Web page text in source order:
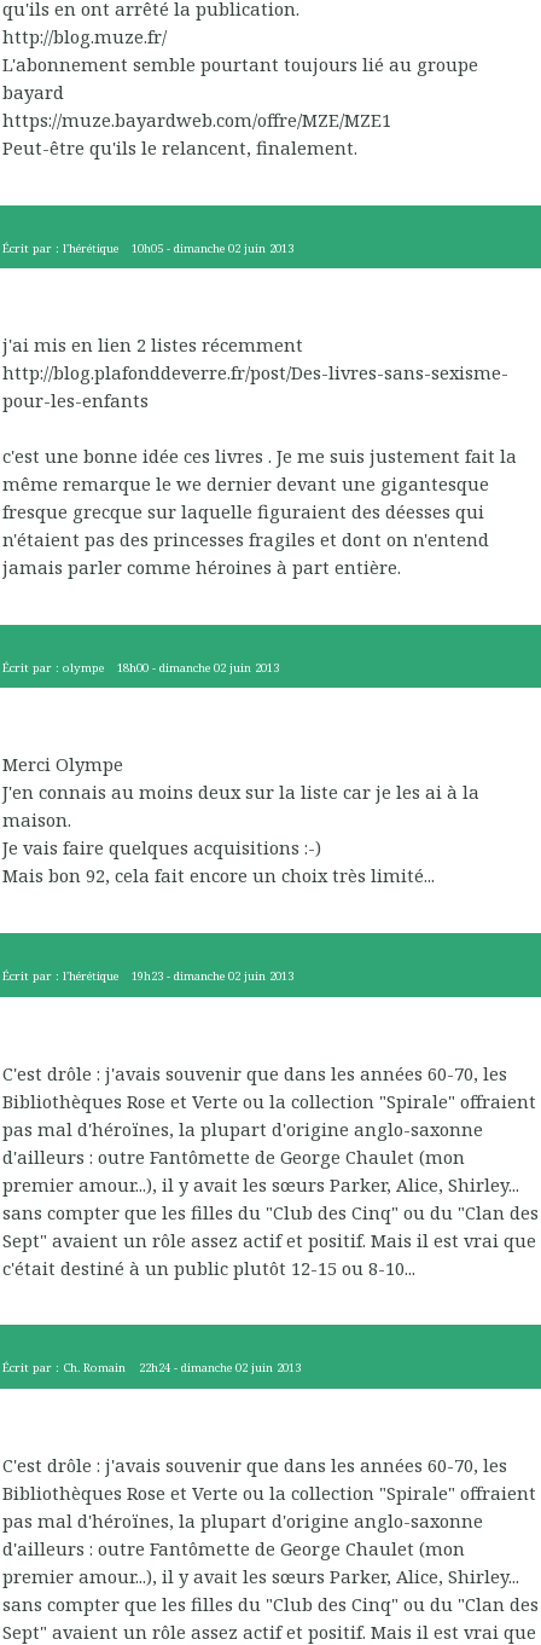
qu'ils en ont arrêté la publication.
http://blog.muze.fr/
L'abonnement semble pourtant toujours lié au groupe
bayard
https://muze.bayardweb.com/offre/MZE/MZE1
Peut-être qu'ils le relancent, finalement.
Écrit par : l'hérétique 10h05 -dimanche 02 juin 2013
j'ai mis en lien 2 listes récemment
http://blog.plafonddeverre.fr/post/Des-livres-sans-sexisme-
pour-les-enfants
c'est une bonne idée ces livres . Je me suis justement fait la
même remarque le we dernier devant une gigantesque
fresque grecque sur laquelle figuraient des déesses qui
n'étaient pas des princesses fragiles et dont on n'entend
jamais parler comme héroines à part entière.
Écrit par : olympe 18h00 -dimanche 02 juin 2013
Merci Olympe
J'en connais au moins deux sur la liste car je les ai à la
maison.
Je vais faire quelques acquisitions :-)
Mais bon 92, cela fait encore un choix très limité...
Écrit par : l'hérétique 19h23 -dimanche 02 juin 2013
C'est drôle : j'avais souvenir que dans les années 60-70, les
Bibliothèques Rose et Verte ou la collection "Spirale" offraient
pas mal d'héroïnes, la plupart d'origine anglo-saxonne
d'ailleurs : outre Fantômette de George Chaulet (mon
premier amour...), il y avait les sœurs Parker, Alice, Shirley...
sans compter que les filles du "Club des Cinq" ou du "Clan des
Sept" avaient un rôle assez actif et positif. Mais il est vrai que
c'était destiné à un public plutôt 12-15 ou 8-10...
Écrit par : Ch. Romain 22h24 -dimanche 02 juin 2013
C'est drôle : j'avais souvenir que dans les années 60-70, les
Bibliothèques Rose et Verte ou la collection "Spirale" offraient
pas mal d'héroïnes, la plupart d'origine anglo-saxonne
d'ailleurs : outre Fantômette de George Chaulet (mon
premier amour...), il y avait les sœurs Parker, Alice, Shirley...
sans compter que les filles du "Club des Cinq" ou du "Clan des
Sept" avaient un rôle assez actif et positif. Mais il est vrai que